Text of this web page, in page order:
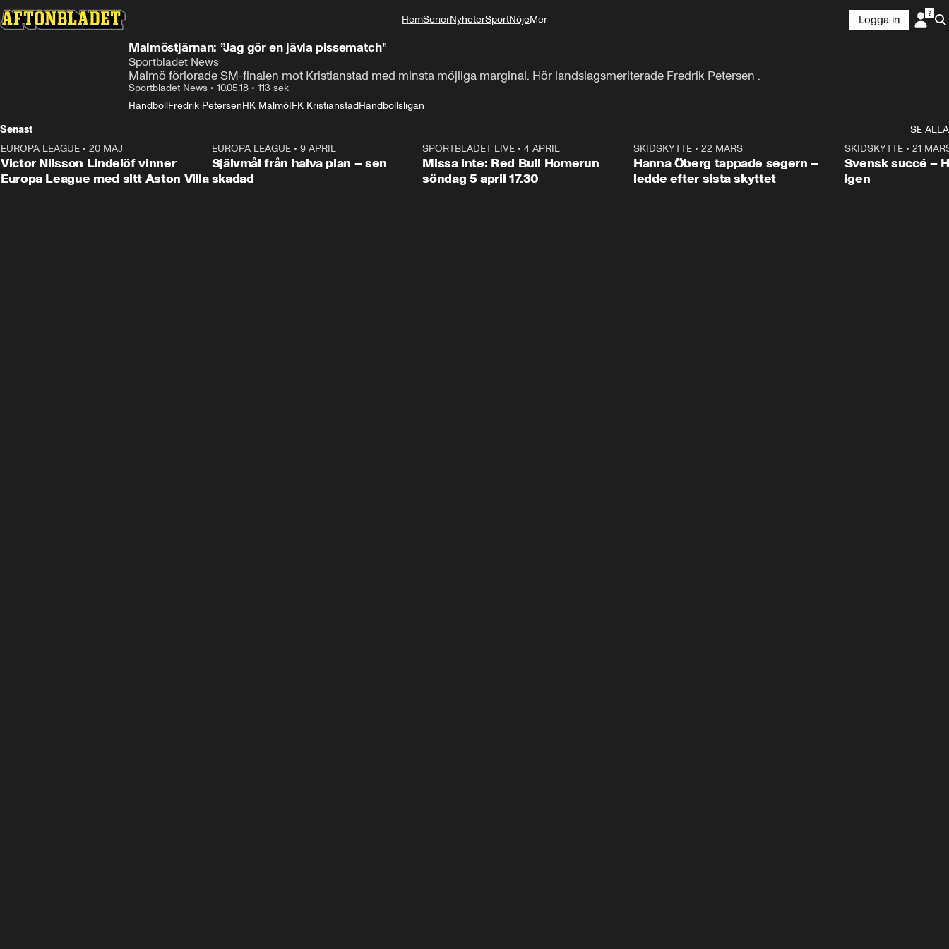
HemSerierNyheterSportNöjeMer
Logga in
Malmöstjärnan: ”Jag gör en jävla pissematch”
Sportbladet News
Malmö förlorade SM-finalen mot Kristianstad med minsta möjliga marginal. Hör landslagsmeriterade Fredrik Petersen .
Sportbladet News • 10.05.18 • 113 sek
HandbollFredrik PetersenHK MalmöIFK KristianstadHandbollsligan
Senast
SE ALLA
EUROPA LEAGUE • 20 MAJ
Victor Nilsson Lindelöf vinner
Europa League med sitt Aston Villa
1:03
EUROPA LEAGUE• 9 APRIL
Självmål från halva plan – sen
skadad
SPORTBLADET LIVE •4 APRIL
Missa inte: Red Bull Homerun
söndag 5 april 17.30
SKIDSKYTTE• 22 MARS
Hanna Öberg tappade segern –
ledde efter sista skyttet
SKIDSKYTTE• 21
Svensk succé –
igen